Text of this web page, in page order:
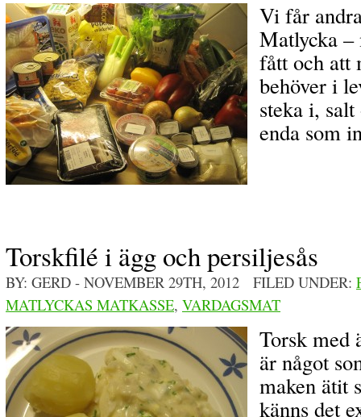
Vi får
Matlycka –
fått och att
behöver i
steka i,
enda som
Torskfilé i ägg och persiljesås
BY: GERD - NOVEMBER 29TH, 2012 FILED UNDER:
MATLYCKAS MATKASSE, VARDAGSMAT
Torsk med
är något
maken ätit
känns det